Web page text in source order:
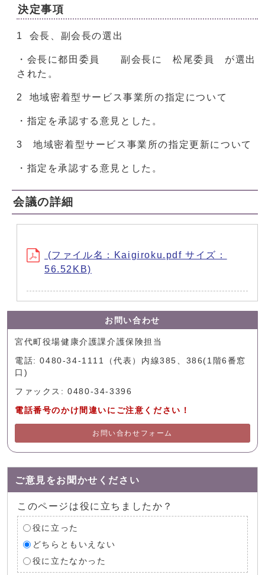
決定事項
1 会長、副会長の選出
・会長に都田委員 副会長に 松尾委員 が選出
された。
2 地域密着型サービス事業所の指定について
・指定を承認する意見とした。
3 地域密着型サービス事業所の指定更新について
・指定を承認する意見とした。
会議の詳細
(ファイル名：Kaigiroku.pdf サイズ：
56.52KB)
お問い合わせ
宮代町役場健康介護課介護保険担当
電話: 0480-34-1111（代表）内線385、386(1階6番窓
口)
ファックス: 0480-34-3396
電話番号のかけ間違いにご注意ください！
お問い合わせフォーム
ご意見をお聞かせください
このページは役に立ちましたか？
役に立った
どちらともいえない
役に立たなかった